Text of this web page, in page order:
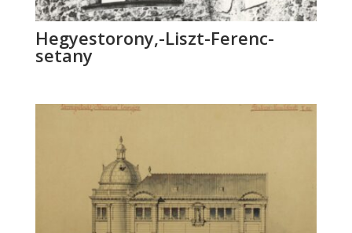
Hegyestorony,-Liszt-Ferenc-
setany